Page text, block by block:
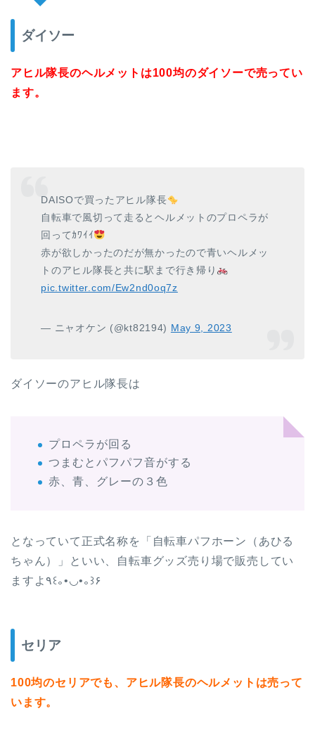
ダイソー
アヒル隊長のヘルメットは100均のダイソーで売ってい
ます。
DAISOで買ったアヒル隊長
自転車で風切って走るとヘルメットのプロペラが
回ってｶﾜｲｲ
赤が欲しかったのだが無かったので青いヘルメッ
トのアヒル隊長と共に駅まで行き帰り
pic.twitter.com/Ew2nd0oq7z
— ニャオケン (@kt82194) May 9, 2023
ダイソーのアヒル隊長は
プロペラが回る
つまむとパフパフ音がする
赤、青、グレーの３色
となっていて正式名称を「自転車パフホーン（あひる
ちゃん）」といい、自転車グッズ売り場で販売してい
ますよ٩꒰｡•◡•｡꒱۶
セリア
100均のセリアでも、アヒル隊長のヘルメットは売って
います。